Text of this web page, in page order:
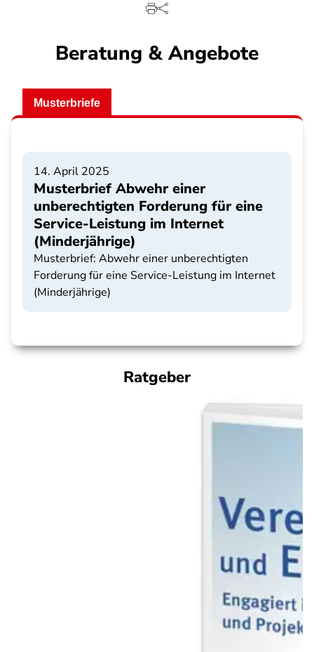
Beratung & Angebote
Musterbriefe
14. April 2025
Musterbrief Abwehr einer
unberechtigten Forderung für eine
Service-Leistung im Internet
(Minderjährige)
Musterbrief: Abwehr einer unberechtigten
Forderung für eine Service-Leistung im Internet
(Minderjährige)
Ratgeber